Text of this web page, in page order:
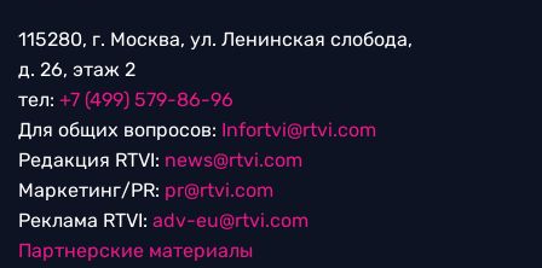
115280, г. Москва, ул. Ленинская слобода,
д. 26, этаж 2
тел: +7 (499) 579-86-96
Для общих вопросов: Infortvi@rtvi.com
Редакция RTVI: news@rtvi.com
Маркетинг/PR: pr@rtvi.com
Реклама RTVI: adv-eu@rtvi.com
Партнерские материалы